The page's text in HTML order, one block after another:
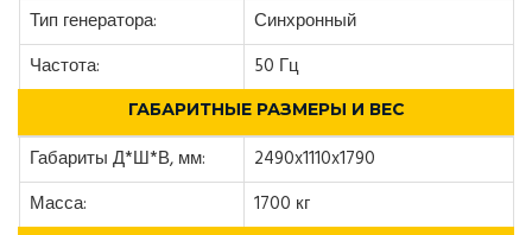
Тип генератора:
Синхронный
Частота:
50 Гц
ГАБАРИТНЫЕ РАЗМЕРЫ И ВЕС
Габариты Д*Ш*В, мм:
2490x1110x1790
Масса:
1700 кг